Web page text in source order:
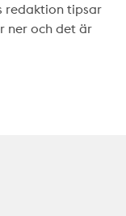
redaktion tipsar
ner och det är